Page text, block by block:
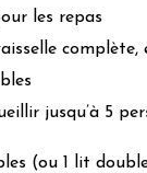
électriques
les repas
jusqu’à 5
(ou 1 lit